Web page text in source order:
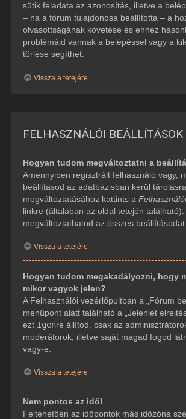
sütik feladata az azonosítás, illetve a
– ha a fórum tulajdonosa beállította – a
olvasottságának követése és ehhez
problémáid vannak a belépéssel vagy a
törlése segíthet.
Vissza a tetejére
FELHASZNÁLÓI BEÁLLÍTÁSOK
Hogyan tudom megváltoztatni a
Amennyiben regisztrált felhasználó vagy,
beállításod az adatbázisban kerül
megváltoztatásához kattints a
linkre (általában az oldal tetején található).
megváltoztathatod az összes beállításodat.
Vissza a tetejére
Hogyan tudom megakadályozni, hogy
mikor vagyok jelen?
A Felhasználói vezérlőpultban a „Fórum
menüpont alatt található a „Jelenlét
ezt Igenre állítod, csak az
moderátorok, illetve saját magad fogod
vagy-e.
Vissza a tetejére
Nem pontos az idő!
Feltehetően az időpontok más időzóna